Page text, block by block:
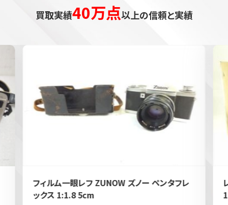
買取実績40万点以上の信頼と実績
フィルム一眼レフ ZUNOW ズノー ペンタフレ
ックス 1:1.8 5cm